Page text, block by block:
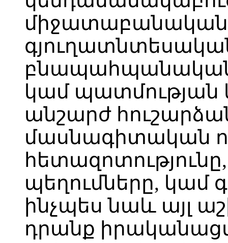
բնապահպանական
կամ պատմության
անշարժ
մասնագիտական
պեղումները, կամ
ինչպես նաև այլ
դրանք